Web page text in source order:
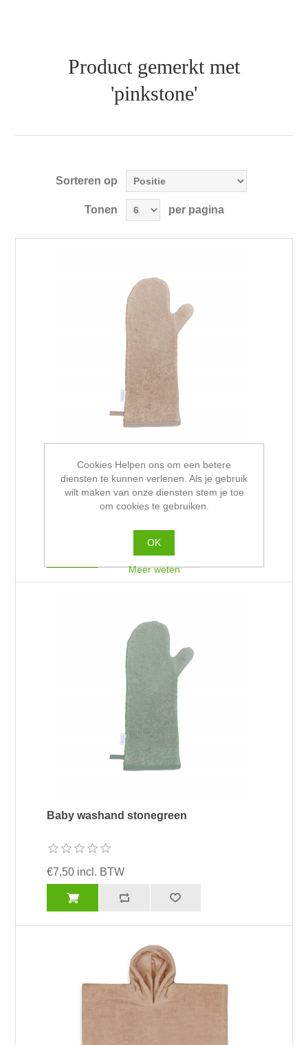
Product gemerkt met
'pinkstone'
Sorteren op
Tonen per pagina
Baby washand pinkstone
Baby washand stonegreen
€7,50 incl. BTW
Cookies Helpen ons om een betere
diensten te kunnen verlenen. Als je gebruik
wilt maken van onze diensten stem je toe
om cookies te gebruiken.
OK
Meer weten